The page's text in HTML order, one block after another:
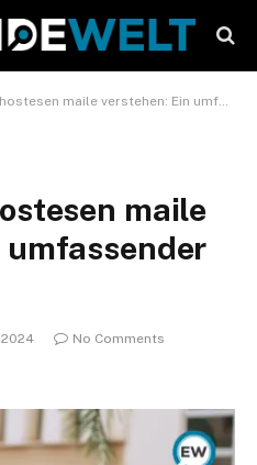
maile verstehen: Ein umfassender Leitfaden
maile
umfassender
No Comments